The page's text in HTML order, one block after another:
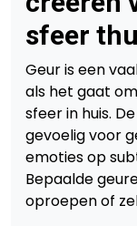
sfeer
Geur is een
als het gaat
sfeer in huis.
gevoelig voor
emoties op
Bepaalde
oproepen of